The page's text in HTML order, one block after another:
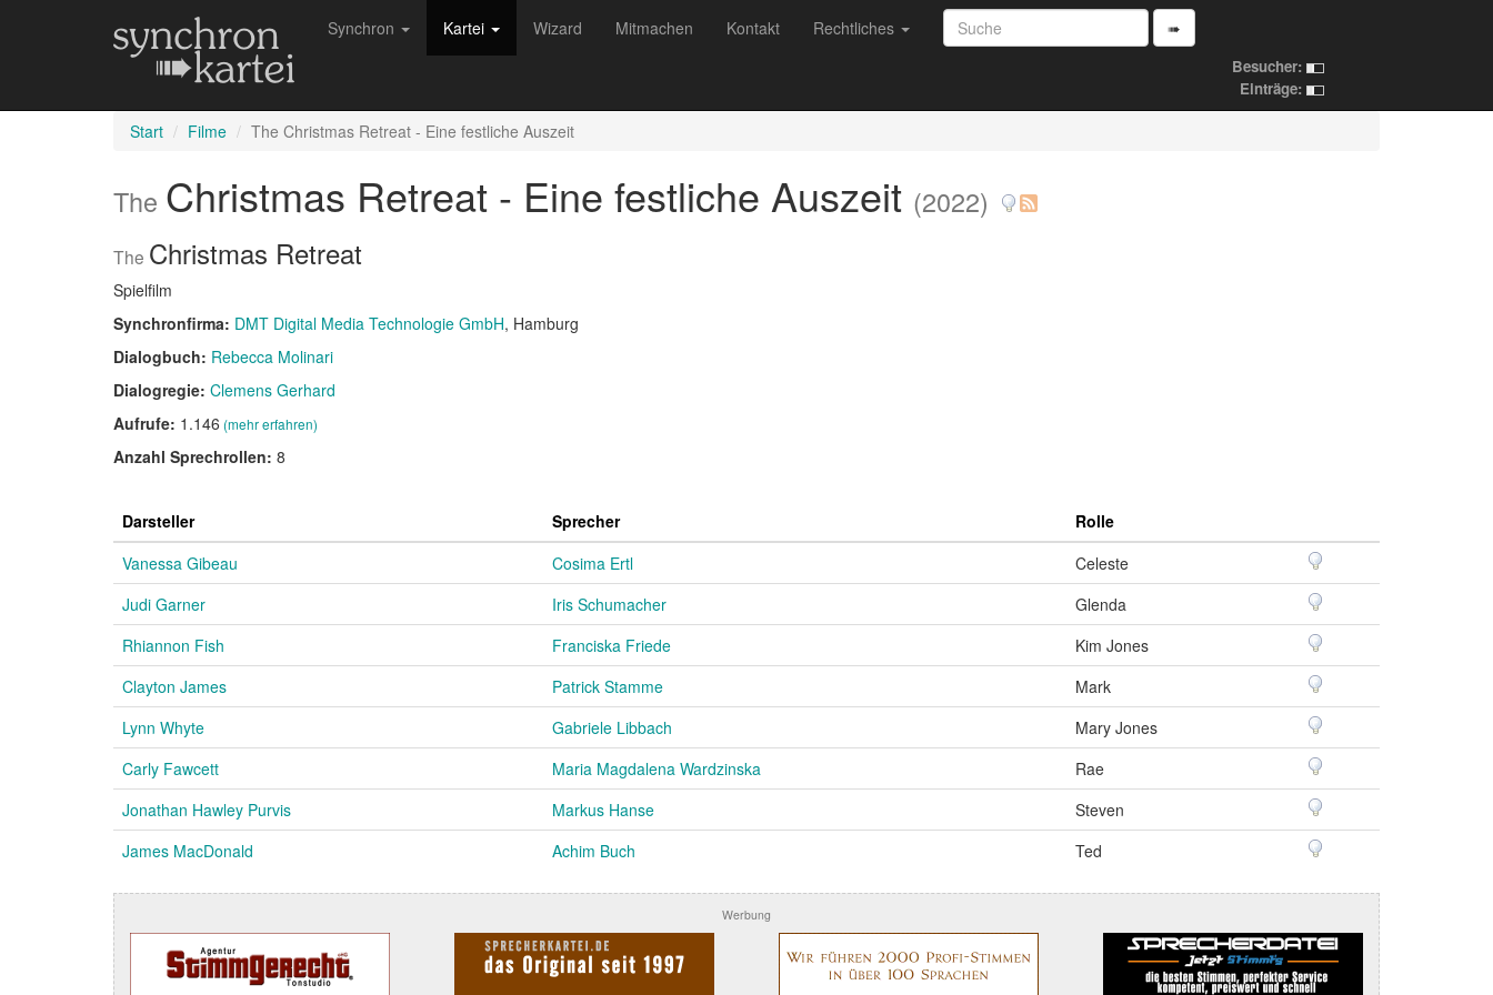
Synchron Kartei Wizard Mitmachen Kontakt Rechtliches ➠
Besucher:
Einträge:
Start Filme The Christmas Retreat - Eine festliche Auszeit
The Christmas Retreat - Eine festliche Auszeit (2022)
The Christmas Retreat
Spielfilm
Synchronfirma: DMT Digital Media Technologie GmbH, Hamburg
Dialogbuch: Rebecca Molinari
Dialogregie: Clemens Gerhard
Aufrufe: 1.146 (mehr erfahren)
Anzahl Sprechrollen: 8
Darsteller Sprecher
Rolle
Vanessa Gibeau
Cosima Ertl
Celeste
Judi Garner
Iris Schumacher
Glenda
Rhiannon Fish
Franciska Friede
Kim Jones
Clayton James
Patrick Stamme
Mark
Lynn Whyte
Gabriele Libbach
Mary Jones
Carly Fawcett
Maria Magdalena Wardzinska
Rae
Jonathan Hawley Purvis
Markus Hanse
Steven
James MacDonald
Achim Buch Ted
Werbung